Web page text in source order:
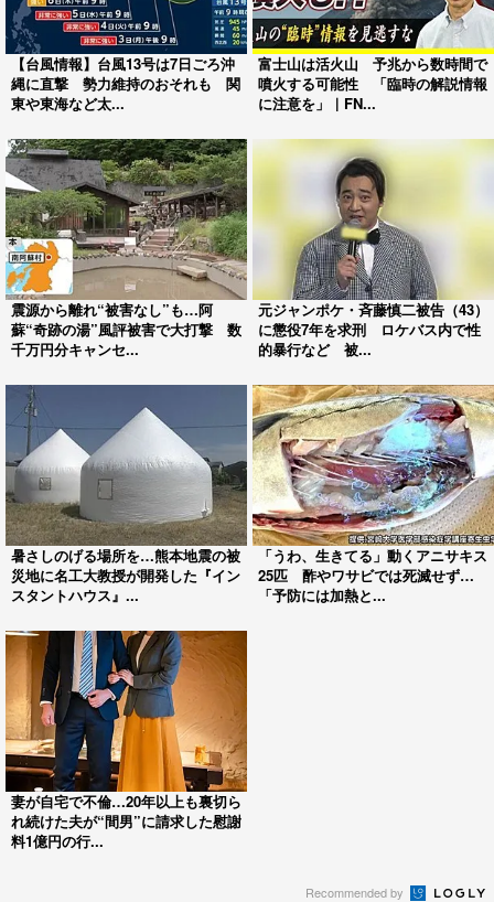
【台風情報】台風13号は7日ごろ沖
縄に直撃 勢力維持のおそれも 関
東や東海など太...
富士山は活火山 予兆から数時間で
噴火する可能性 「臨時の解説情報
に注意を」｜FN...
震源から離れ“被害なし”も…阿
蘇“奇跡の湯”風評被害で大打撃 数
千万円分キャンセ...
元ジャンポケ・斉藤慎二被告（43）
に懲役7年を求刑 ロケバス内で性
的暴行など 被...
暑さしのげる場所を…熊本地震の被
災地に名工大教授が開発した『イン
スタントハウス』...
「うわ、生きてる」動くアニサキス
25匹 酢やワサビでは死滅せず…
「予防には加熱と...
妻が自宅で不倫…20年以上も裏切ら
れ続けた夫が“間男”に請求した慰謝
料1億円の行...
Recommended by